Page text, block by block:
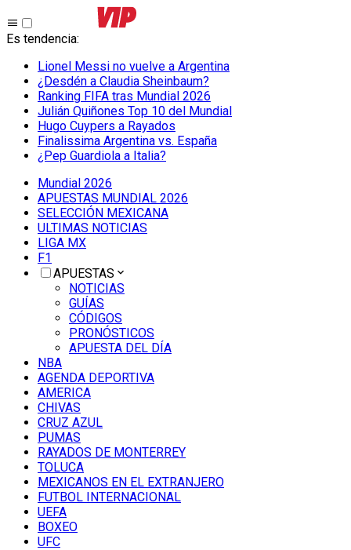
Es tendencia:
Lionel Messi no vuelve a Argentina
¿Desdén a Claudia Sheinbaum?
Ranking FIFA tras Mundial 2026
Julián Quiñones Top 10 del Mundial
Hugo Cuypers a Rayados
Finalissima Argentina vs. España
¿Pep Guardiola a Italia?
Mundial 2026
APUESTAS MUNDIAL 2026
SELECCIÓN MEXICANA
ULTIMAS NOTICIAS
LIGA MX
F1
APUESTAS
NOTICIAS
GUÍAS
CÓDIGOS
PRONÓSTICOS
APUESTA DEL DÍA
NBA
AGENDA DEPORTIVA
AMERICA
CHIVAS
CRUZ AZUL
PUMAS
RAYADOS DE MONTERREY
TOLUCA
MEXICANOS EN EL EXTRANJERO
FUTBOL INTERNACIONAL
UEFA
BOXEO
UFC